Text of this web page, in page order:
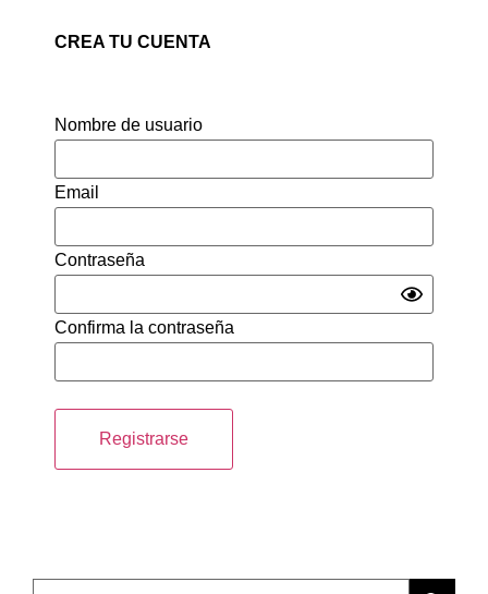
CREA TU CUENTA
Nombre de usuario
Email
Contraseña
Confirma la contraseña
Registrarse